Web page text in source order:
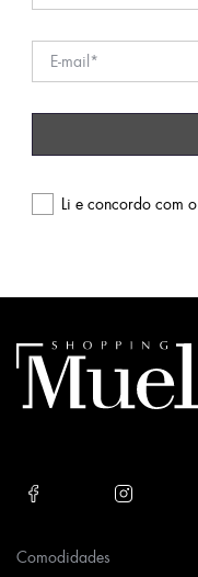
Li e concordo com o
empty.
Comodidades